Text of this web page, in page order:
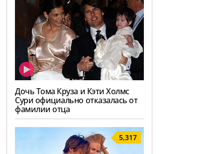
Дочь Тома Круза и Кэти Холмс
Сури официально отказалась от
фамилии отца
5,317